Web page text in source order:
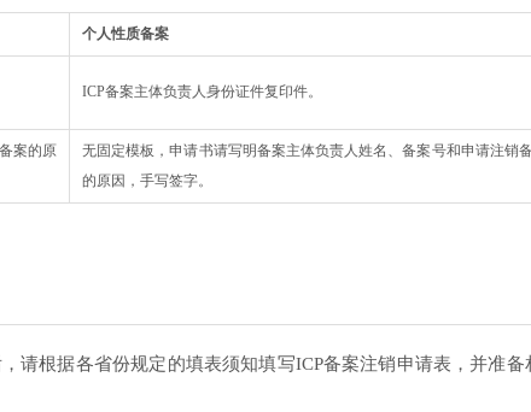
个人性质备案
ICP备案主体负责人身份证件复印件。
案的原
无固定模板，申请书请写明备案主体负责人姓名、备案号和申请注销
的原因，手写签字。
请根据各省份规定的填表须知填写ICP备案注销申请表，并准备